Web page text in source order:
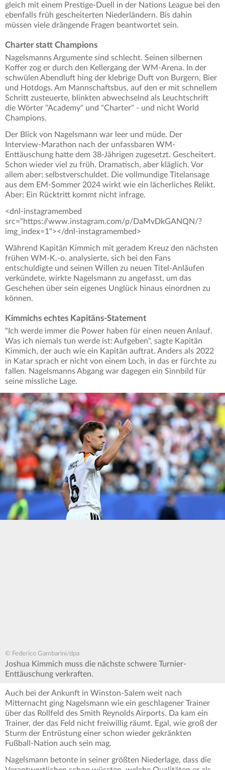
gleich mit einem Prestige-Duell in der Nations League bei den
ebenfalls früh gescheiterten Niederländern. Bis dahin
müssen viele drängende Fragen beantwortet sein.
Charter statt Champions
Nagelsmanns Argumente sind schlecht. Seinen silbernen
Koffer zog er durch den Kellergang der WM-Arena. In der
schwülen Abendluft hing der klebrige Duft von Burgern, Bier
und Hotdogs. Am Mannschaftsbus, auf den er mit schnellem
Schritt zusteuerte, blinkten abwechselnd als Leuchtschrift
die Wörter "Academy" und "Charter" - und nicht World
Champions.
Der Blick von Nagelsmann war leer und müde. Der
Interview-Marathon nach der unfassbaren WM-
Enttäuschung hatte dem 38-Jährigen zugesetzt. Gescheitert.
Schon wieder viel zu früh. Dramatisch, aber kläglich. Vor
allem aber: selbstverschuldet. Die vollmundige Titelansage
aus dem EM-Sommer 2024 wirkt wie ein lächerliches Relikt.
Aber: Ein Rücktritt kommt nicht infrage.
<dnl-instagramembed
src="https://www.instagram.com/p/DaMvDkGANQN/?
img_index=1"></dnl-instagramembed>
Während Kapitän Kimmich mit geradem Kreuz den nächsten
frühen WM-K.-o. analysierte, sich bei den Fans
entschuldigte und seinen Willen zu neuen Titel-Anläufen
verkündete, wirkte Nagelsmann zu angefasst, um das
Geschehen über sein eigenes Unglück hinaus einordnen zu
können.
Kimmichs echtes Kapitäns-Statement
"Ich werde immer die Power haben für einen neuen Anlauf.
Was ich niemals tun werde ist: Aufgeben", sagte Kapitän
Kimmich, der auch wie ein Kapitän auftrat. Anders als 2022
in Katar sprach er nicht von einem Loch, in das er fürchte zu
fallen. Nagelsmanns Abgang war dagegen ein Sinnbild für
seine missliche Lage.
© Federico Gambarini/dpa
Joshua Kimmich muss die nächste schwere Turnier-
Enttäuschung verkraften.
Auch bei der Ankunft in Winston-Salem weit nach
Mitternacht ging Nagelsmann wie ein geschlagener Trainer
über das Rollfeld des Smith Reynolds Airports. Da kam ein
Trainer, der das Feld nicht freiwillig räumt. Egal, wie groß der
Sturm der Entrüstung einer schon wieder gekränkten
Fußball-Nation auch sein mag.
Nagelsmann betonte in seiner größten Niederlage, dass die